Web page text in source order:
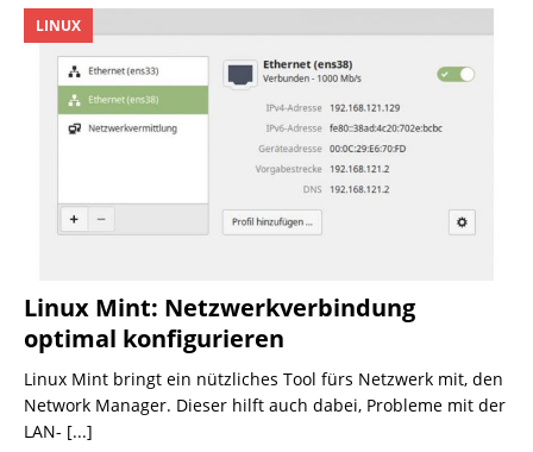
Linux Mint: Netzwerkverbindung
optimal konfigurieren
LINUX
Linux Mint bringt ein nützliches Tool fürs Netzwerk mit, den
Network Manager. Dieser hilft auch dabei, Probleme mit der
LAN- [...]